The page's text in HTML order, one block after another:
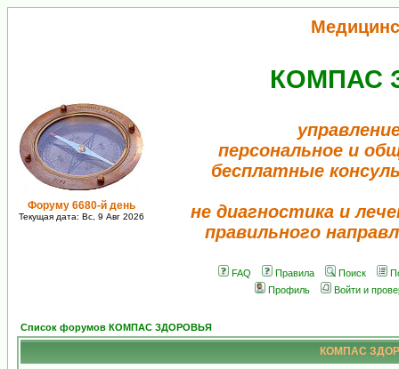
Форуму 6680-й день
Текущая дата: Вс, 9 Авг 2026
КОМПАС
персональное и
бесплатные
не диагностика и
правильного
FAQ Правила Поиск
Профиль
Войти и
Список форумов КОМПАС ЗДОРОВЬЯ
КОМПАС